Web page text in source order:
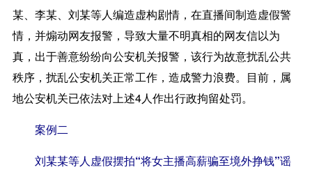
某、李某、刘某等人编造虚构剧情，在直播间制造虚假警
情，并煽动网友报警，导致大量不明真相的网友信以为
真，出于善意纷纷向公安机关报警，该行为故意扰乱公共
秩序，扰乱公安机关正常工作，造成警力浪费。目前，属
地公安机关已依法对上述4人作出行政拘留处罚。
案例二
刘某某等人虚假摆拍“将女主播高薪骗至境外挣钱”谣